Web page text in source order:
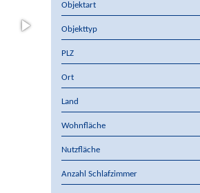
Objektart
Objekttyp
PLZ
Ort
Land
Wohnfläche
Nutzfläche
Anzahl Schlafzimmer